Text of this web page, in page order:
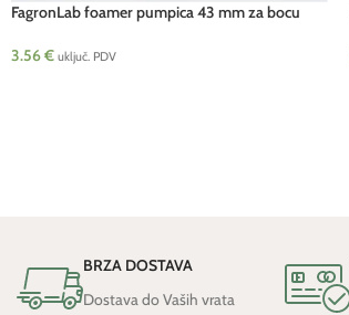
FagronLab foamer pumpica 43 mm za bocu
3.56€ uključ. PDV
BRZA DOSTAVA
Dostava do Vaših vrata